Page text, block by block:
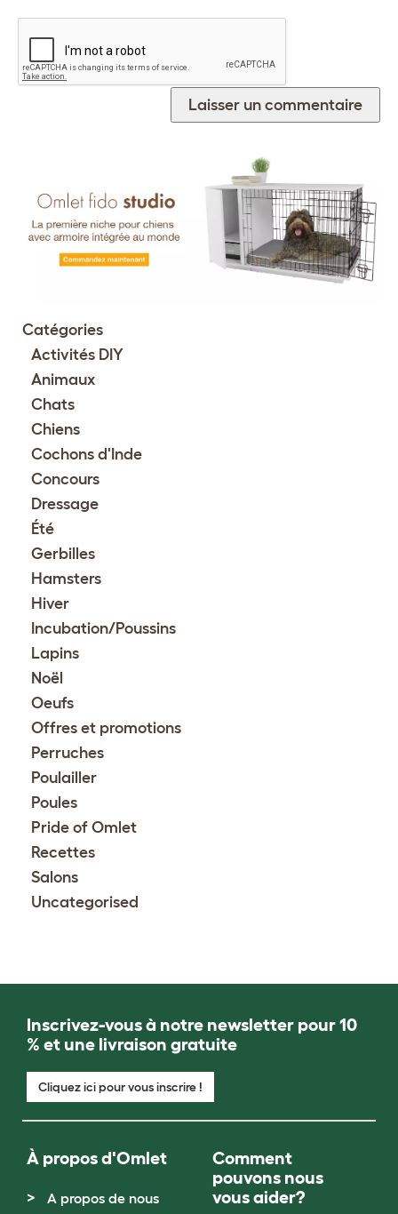
Catégories
Activités DIY
Animaux
Chats
Chiens
Cochons d'Inde
Concours
Dressage
Été
Gerbilles
Hamsters
Hiver
Incubation/Poussins
Lapins
Noël
Oeufs
Offres et promotions
Perruches
Poulailler
Poules
Pride of Omlet
Recettes
Salons
Uncategorised
Inscrivez-vous à notre newsletter pour 10
% et une livraison gratuite
Cliquez ici pour vous inscrire !
À propos d'Omlet
A propos de nous
Comment
pouvons nous
vous aider?